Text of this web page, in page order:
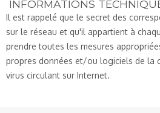
INFORMATIONS
Il est rappelé que le secret des
sur le réseau et qu'il appartient à
prendre toutes les mesures
propres données et/ou logiciels de la
virus circulant sur Internet.